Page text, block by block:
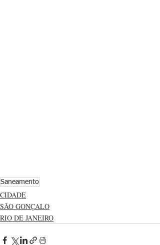
Saneamento
CIDADE
SÃO GONÇALO
RIO DE JANEIRO